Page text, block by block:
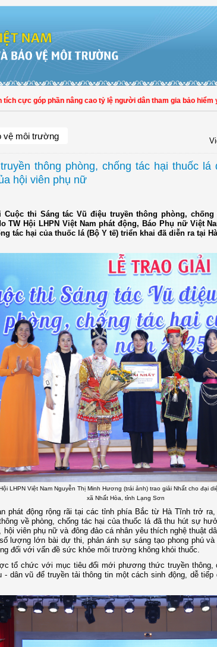
phần nâng cao tỷ lệ người dân tham gia bảo hiểm y tế
vệ môi trường
thông phòng, chống tác hại thuốc lá
hội viên phụ nữ
Cuộc thi Sáng tác Vũ điệu truyền thông phòng,
TW Hội LHPN Việt Nam phát động, Báo Phụ nữ Việt
tác hại của thuốc lá (Bộ Y tế) triển khai đã diễn ra tại
LHPN Việt Nam Nguyễn Thị Minh Hương (trái ảnh) trao giải Nhất cho đại
xã Nhất Hòa, tỉnh Lạng Sơn
phát động rộng rãi tại các tỉnh phía Bắc từ Hà Tĩnh trở
về phòng, chống tác hại của thuốc lá đã thu hút sự
hội viên phụ nữ và đông đảo cá nhân yêu thích nghệ thuật
lượng lớn bài dự thi, phản ánh sự sáng tạo phong phú
đối với vấn đề sức khỏe môi trường không khói thuốc.
tổ chức với mục tiêu đổi mới phương thức truyền thông,
- dân vũ để truyền tải thông tin một cách sinh động, dễ